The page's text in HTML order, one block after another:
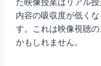
た映像授業はリアル
内容の吸収度が低く
す。これは映像視聴
かもしれません。